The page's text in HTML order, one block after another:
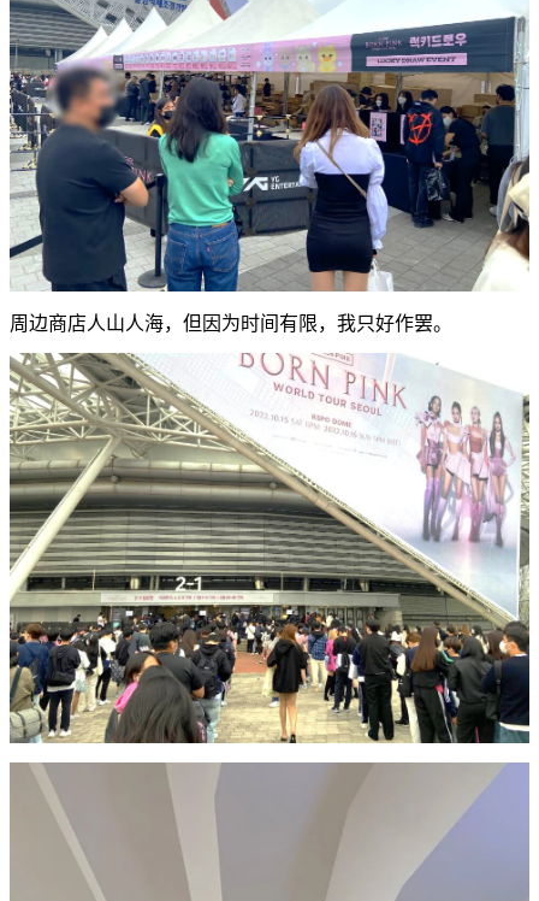
周边商店人山人海，但因为时间有限，我只好作罢。